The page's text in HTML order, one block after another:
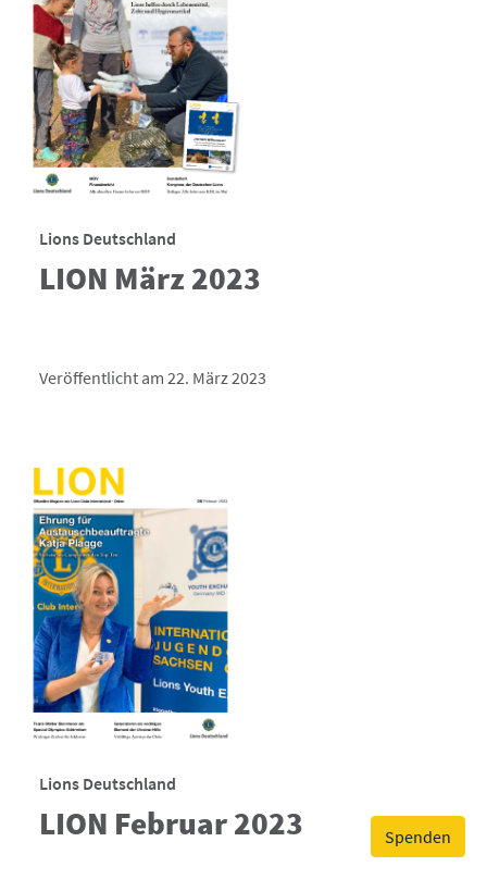
Spenden
Lions Deutschland
LION März 2023
Veröffentlicht am 22. März 2023
Lions Deutschland
LION Februar 2023